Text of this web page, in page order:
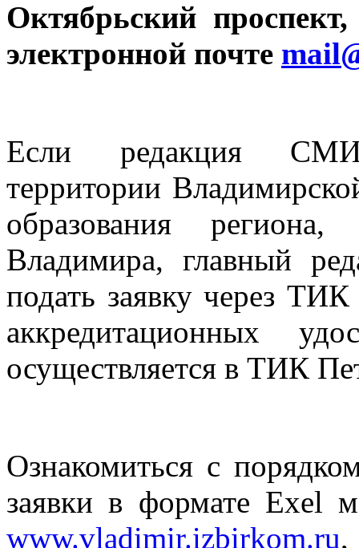
Октябрьский
электронной почте
Если редакция СМИ,
территории
образования
Владимира, главный
подать заявку через
аккредитационных
осуществляется в ТИК
Ознакомиться с
заявки в формате Exel
www.vladimir.izbirkom.ru